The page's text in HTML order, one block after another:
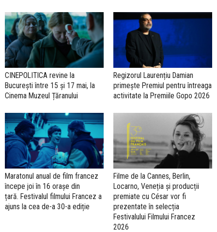
CINEPOLITICA revine la
București între 15 și 17 mai, la
Cinema Muzeul Țăranului
Regizorul Laurențiu Damian
primește Premiul pentru întreaga
activitate la Premiile Gopo 2026
Maratonul anual de film francez
începe joi în 16 orașe din
țară. Festivalul filmului Francez a
ajuns la cea de-a 30-a ediție
Filme de la Cannes, Berlin,
Locarno, Veneția și producții
premiate cu César vor fi
prezentate în selecția
Festivalului Filmului Francez
2026